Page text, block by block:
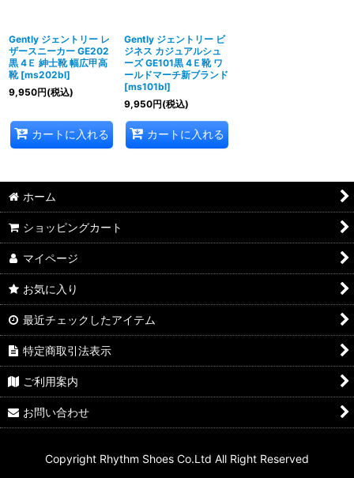
Gently ジェントリー レ
ザースニーカー GE202
黒 4Ｅ 紳士靴 幅広甲高
靴 [ms202bl]
9,950円(税込)
カートに入れる
Gently ジェントリー ビ
ジネス カジュアルシュ
ーズ GE101黒 4Ｅ靴 ワ
ールドマーチ新ブランド
[ms101bl]
9,950円(税込)
カートに入れる
ホーム
ショッピングカート
マイページ
お気に入り
最近チェックしたアイテム
特定商取引法表示
ご利用案内
お問い合わせ
Copyright Rhythm Shoes Co.Ltd All Right Reserved